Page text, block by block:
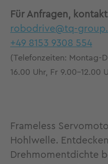
Für Anfragen,
robodrive@tq-
+49 8153 9308 554
(Telefonzeiten: Montag-
16.00 Uhr, Fr 9.00-12.00
Frameless
Hohlwelle.
Drehmomentdichte